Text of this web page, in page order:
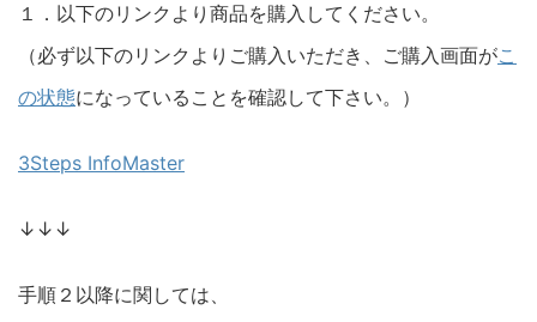
１．以下のリンクより商品を購入してください。
（必ず以下のリンクよりご購入いただき、ご購入画面がこ
の状態になっていることを確認して下さい。）
3Steps InfoMaster
↓↓↓
手順２以降に関しては、